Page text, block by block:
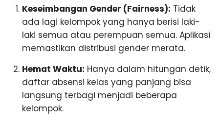
Keseimbangan Gender (Fairness): Tidak
ada lagi kelompok yang hanya berisi laki-
laki semua atau perempuan semua. Aplikasi
memastikan distribusi gender merata.
Hemat Waktu: Hanya dalam hitungan detik,
daftar absensi kelas yang panjang bisa
langsung terbagi menjadi beberapa
kelompok.